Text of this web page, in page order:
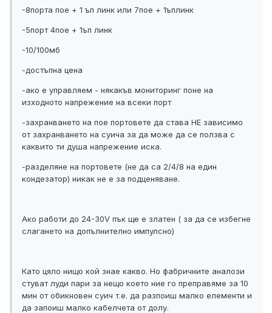
-8порта пое + 1 ъп линк или 7пое + 1ъплинк
-5порт 4пое + 1ъп линк
-10/100мб
-достъпна цена
-ако е управляем - някакъв мониторинг поне на
изходното напрежение на всеки порт
-захранването на пое портовете да става НЕ зависимо
от захранването на суича за да може да се ползва с
каквито ти душа напрежение иска.
-разделяне на портовете (не да са 2/4/8 на един
кондезатор) никак не е за подценяване.
Aко работи до 24-30V пък ще е златен ( за да се избегне
слагането на допълнително импулсно)
Като цяло нищо кой знае какво. Но фабричните аналози
стуват луди пари за нещо което ние го преправяме за 10
мин от обикновен суич т.е. да разпоиш малко елементи и
да запоиш малко кабелчета от долу.